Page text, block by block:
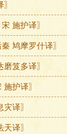
施护译〗
鸠摩罗什译〗
笈多译〗
护译〗
译〗
译〗